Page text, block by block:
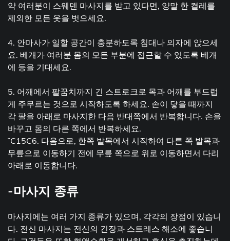
약 여러분이 스웨덴 마사지를 받고 있다면, 양말 한 켤레를
제외한 모든 옷을 벗으세요.
4. 안마사가 일할 공간이 충분하도록 침대나 의자에 앉으세
요. 베개가 여러분 몸의 모든 부분에 접근할 수 있도록 베개
에 등을 기대세요.
5. 어깨에서 팔꿈치까지 긴 스트로크로 목과 어깨를 부드럽
게 주무르는 것으로 시작하도록 하세요. 손이 닿을 때까지
각 팔을 아래로 마사지한 다음 반대쪽에서 반복합니다. 손을
바꾸고 몸의 다른 쪽에서 반복하세요.
¨C15C6. 다음으로, 한쪽 발목에서 시작하여 다른 쪽 발목과
무릎으로 이동하기 전에 무릎 쪽으로 위로 이동하면서 다리
아래로 이동합니다.
-마사지 종류
마사지에는 여러 가지 종류가 있으며, 각각의 장점이 있습니
다. 전신 마사지는 전신의 긴장과 스트레스 해소에 좋습니